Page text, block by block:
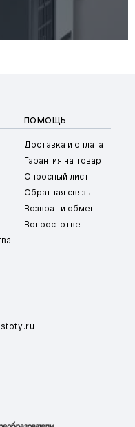
ПОМОЩЬ
Доставка и оплата
Гарантия на товар
Опросный лист
Обратная связь
Возврат и обмен
Вопрос-ответ